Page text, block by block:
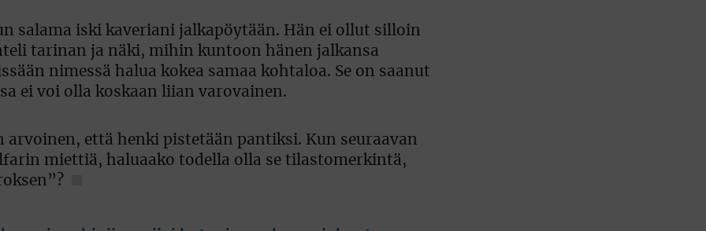
salama iski kaveriani jalkapöytään. Hän ei ollut silloin
tarinan ja näki, mihin kuntoon hänen jalkansa
nimessä halua kokea samaa kohtaloa. Se on saanut
ei voi olla koskaan liian varovainen.
että henki pistetään pantiksi. Kun seuraavan
miettiä, haluaako todella olla se tilastomerkintä,